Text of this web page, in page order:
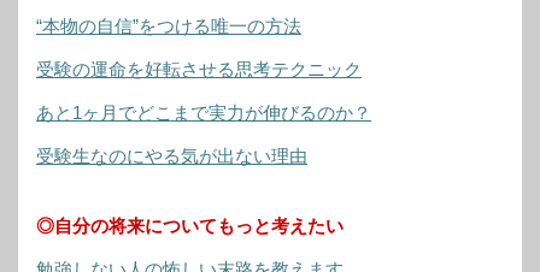
“本物の自信”をつける唯一の方法
受験の運命を好転させる思考テクニック
あと1ヶ月でどこまで実力が伸びるのか？
受験生なのにやる気が出ない理由
◎自分の将来についてもっと考えたい